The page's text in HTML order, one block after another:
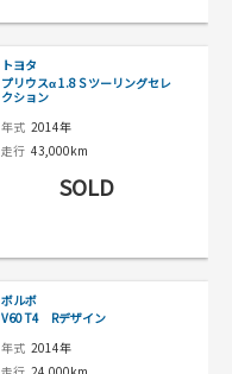
トヨタ
プリウスα 1.8 S ツーリングセレ
クション
年式 2014年
走行 43,000km
SOLD
ボルボ
V60 T4 Rデザイン
年式 2014年